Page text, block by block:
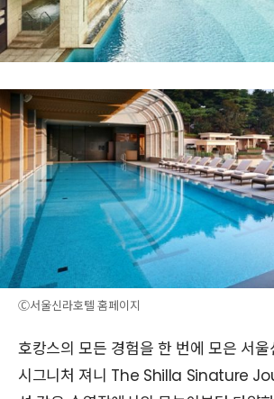
Ⓒ서울신라호텔 홈페이지
호캉스의 모든 경험을 한 번에 모은 서울
시그니처 져니 The Shilla Sinature